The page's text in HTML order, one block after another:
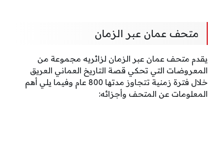
متحف عمان عبر الزمان
يقدم متحف عمان عبر الزمان لزائريه مجموعة من
المعروضات التي تحكي قصة التاريخ العماني العريق
خلال فترة زمنية تتجاوز مدتها 800 عام وفيما يلي أهم
المعلومات عن المتحف وأجزائه: